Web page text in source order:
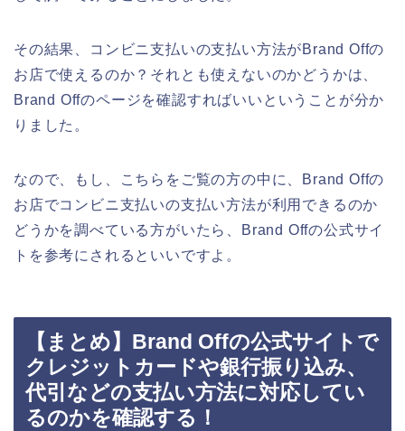
その結果、コンビニ支払いの支払い方法がBrand Offの
お店で使えるのか？それとも使えないのかどうかは、
Brand Offのページを確認すればいいということが分か
りました。
なので、もし、こちらをご覧の方の中に、Brand Offの
お店でコンビニ支払いの支払い方法が利用できるのか
どうかを調べている方がいたら、Brand Offの公式サイ
トを参考にされるといいですよ。
【まとめ】Brand Offの公式サイトで
クレジットカードや銀行振り込み、
代引などの支払い方法に対応してい
るのかを確認する！